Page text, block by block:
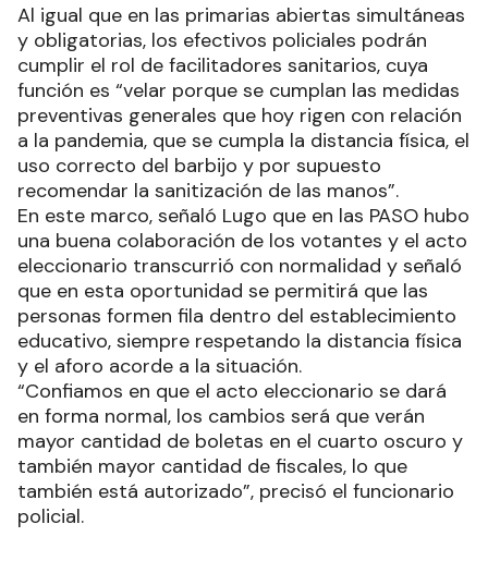
Al igual que en las primarias abiertas simultáneas
y obligatorias, los efectivos policiales podrán
cumplir el rol de facilitadores sanitarios, cuya
función es “velar porque se cumplan las medidas
preventivas generales que hoy rigen con relación
a la pandemia, que se cumpla la distancia física, el
uso correcto del barbijo y por supuesto
recomendar la sanitización de las manos”.
En este marco, señaló Lugo que en las PASO hubo
una buena colaboración de los votantes y el acto
eleccionario transcurrió con normalidad y señaló
que en esta oportunidad se permitirá que las
personas formen fila dentro del establecimiento
educativo, siempre respetando la distancia física
y el aforo acorde a la situación.
“Confiamos en que el acto eleccionario se dará
en forma normal, los cambios será que verán
mayor cantidad de boletas en el cuarto oscuro y
también mayor cantidad de fiscales, lo que
también está autorizado”, precisó el funcionario
policial.